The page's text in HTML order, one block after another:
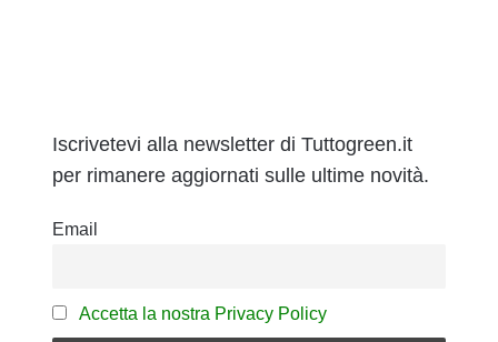
Iscrivetevi alla newsletter di Tuttogreen.it
per rimanere aggiornati sulle ultime novità.
Email
Accetta la nostra Privacy Policy